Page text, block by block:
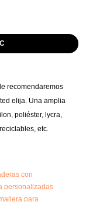
recomendaremos
elija. Una amplia
poliéster, lycra,
etc.